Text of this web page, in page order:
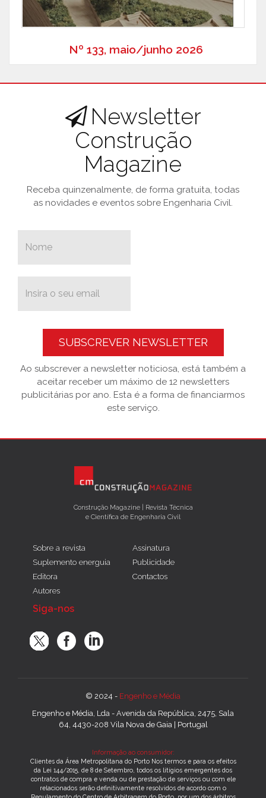
Nº 133, maio/junho 2026
Newsletter
Construção
Magazine
Receba quinzenalmente, de forma gratuita, todas
as novidades e eventos sobre Engenharia Civil.
SUBSCREVER NEWSLETTER
Ao subscrever a newsletter noticiosa, está também a
aceitar receber um máximo de 12 newsletters
publicitárias por ano. Esta é a forma de financiarmos
este serviço.
Construção Magazine | Revista Técnica
e Científica de Engenharia Civil
Sobre a revista
Suplemento energuia
Editora
Autores
Assinatura
Publicidade
Contactos
Siga-nos
© 2024 - Engenho e Média
Engenho e Média, Lda - Avenida da República, 2475, Sala
64, 4430-208 Vila Nova de Gaia | Portugal
Informação ao consumidor:
Clientes da Área Metropolitana do Porto Nos termos e para os efeitos
da Lei 144/2015, de 8 de Setembro, todos os litígios emergentes dos
contratos de compra e venda ou de prestação de serviços ou com ele
relacionados serão definitivamente resolvidos de acordo com o